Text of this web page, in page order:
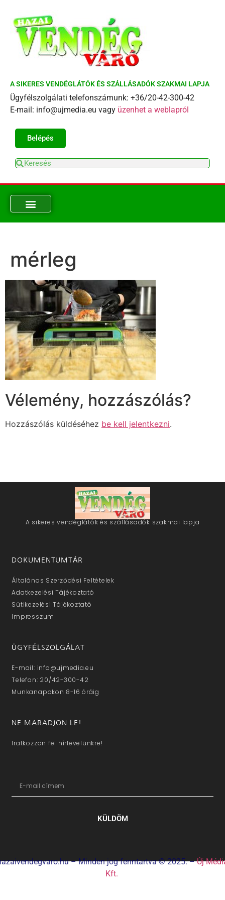
A SIKERES VENDÉGLÁTÓK ÉS SZÁLLÁSADÓK SZAKMAI LAPJA
Ügyfélszolgálati telefonszámunk: +36/20-42-300-42
E-mail: info@ujmedia.eu vagy üzenhet a weblapról
Belépés
mérleg
Vélemény, hozzászólás?
Hozzászólás küldéséhez be kell jelentkezni.
A sikeres vendéglátók és szállásadók szakmai lapja
DOKUMENTUMTÁR
Általános Szerződési Feltételek
Adatkezelési Tájékoztató
Sütikezelési Tájékoztató
Impresszum
ÜGYFÉLSZOLGÁLAT
E-mail: info@ujmedia.eu
Telefon: 20/42-300-42
Munkanapokon 8-16 óráig
NE MARADJON LE!
Iratkozzon fel hírlevelünkre!
KÜLDÖM
– Minden jog fenntartva © 2025. –Új
Kft.